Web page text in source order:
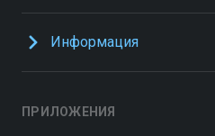
Информация
ПРИЛОЖЕНИЯ